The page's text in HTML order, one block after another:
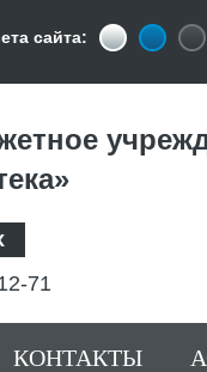
сайта:
71
КОНТАКТЫ